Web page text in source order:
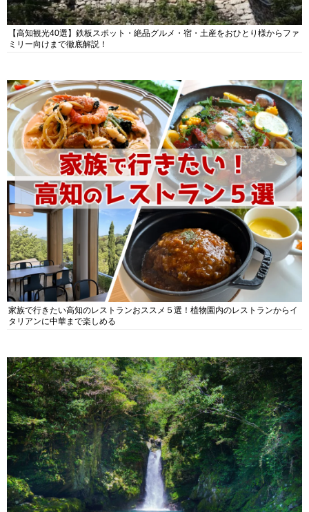
【高知観光40選】鉄板スポット・絶品グルメ・宿・土産をおひとり様からファ
ミリー向けまで徹底解説！
家族で行きたい高知のレストランおススメ５選！植物園内のレストランからイ
タリアンに中華まで楽しめる